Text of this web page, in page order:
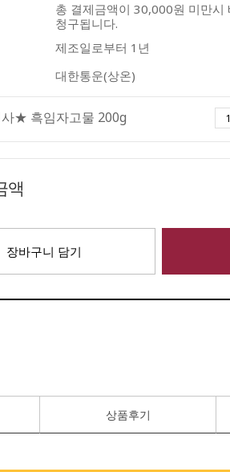
총 결제금액이 30,000원 미만시
청구됩니다.
제조일로부터 1년
대한통운(상온)
★ 흑임자고물 200g
액
장바구니 담기
상품후기